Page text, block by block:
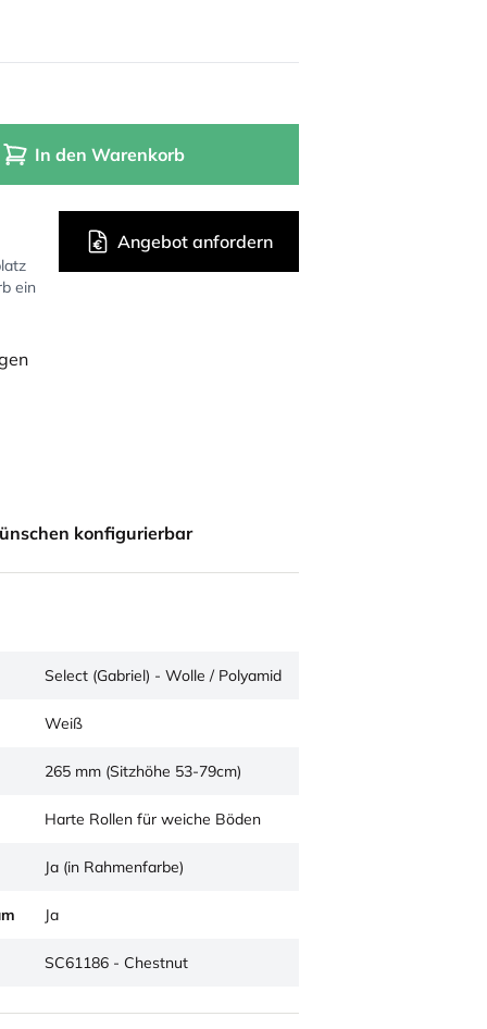
In den Warenkorb
ein
Angebot anfordern
konfigurierbar
Select (Gabriel) - Wolle / Polyamid
Weiß
265 mm (Sitzhöhe 53-79cm)
Harte Rollen für weiche Böden
Ja (in Rahmenfarbe)
Ja
SC61186 - Chestnut